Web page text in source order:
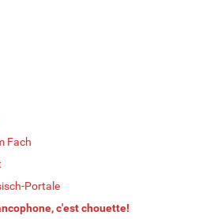
Fach
Portale
c'est chouette!